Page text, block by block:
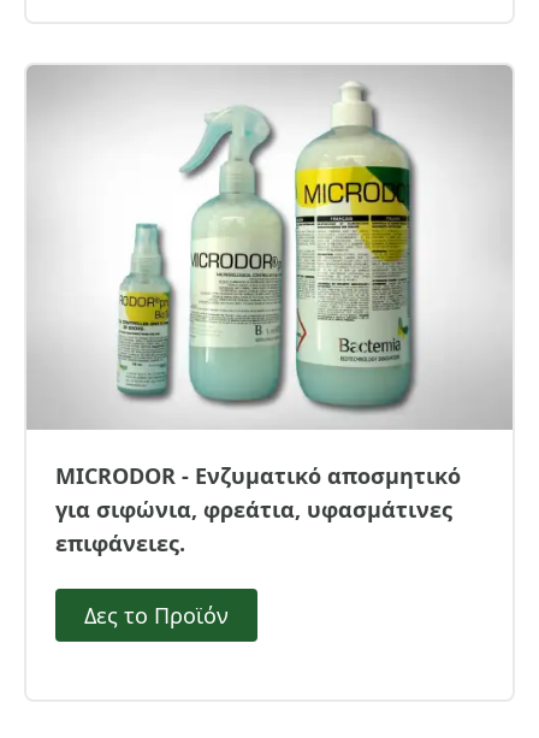
MICRODOR - Ενζυματικό αποσμητικό
για σιφώνια, φρεάτια, υφασμάτινες
επιφάνειες.
Δες το Προϊόν